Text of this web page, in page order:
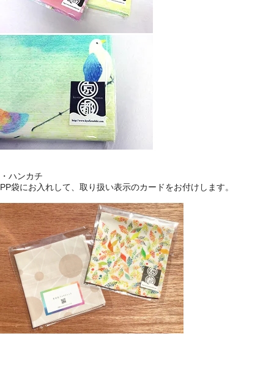
・ハンカチ
PP袋にお入れして、取り扱い表示のカードをお付けします。